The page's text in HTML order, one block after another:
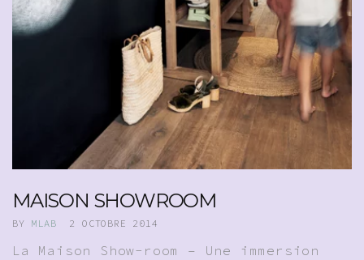
MAISON SHOWROOM
BY MLAB 2 OCTOBRE 2014
La Maison Show-room – Une immersion